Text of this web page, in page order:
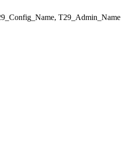
T29_Admin_Name